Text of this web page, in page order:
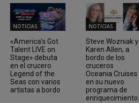
NOTICIAS
«America’s Got
Talent LIVE on
Stage» debuta
en el crucero
Legend of the
Seas con varios
artistas a bordo
NOTICIAS
Steve Wozniak y
Karen Allen, a
bordo de los
cruceros
Oceania Cruises
en su nuevo
programa de
enriquecimiento